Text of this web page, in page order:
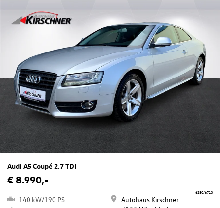
Audi A5 Coupé 2.7 TDI
€ 8.990,-
140 kW/190 PS
Autohaus Kirschner
6280/6710